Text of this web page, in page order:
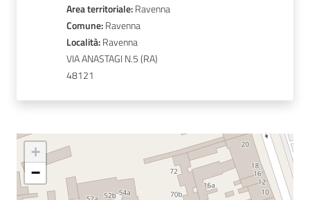
Bandi
e
Area territoriale:Ravenna
Comune: Ravenna
Località: Ravenna
VIA ANASTAGI N.5
48121
+
−